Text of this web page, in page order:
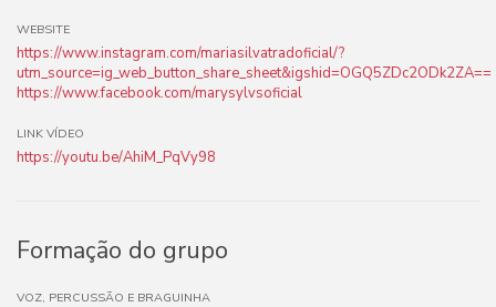
WEBSITE
https://www.instagram.com/mariasilvatradoficial/?
utm_source=ig_web_button_share_sheet&igshid=OGQ5ZDc2ODk2ZA==
https://www.facebook.com/marysylvsoficial
LINK VÍDEO
https://youtu.be/AhiM_PqVy98
Formação do grupo
VOZ, PERCUSSÃO E BRAGUINHA